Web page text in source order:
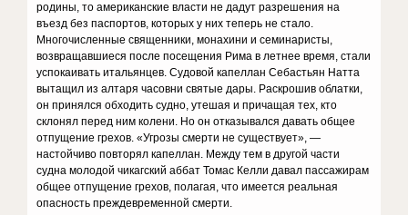
родины, то американские власти не дадут разрешения на
въезд без паспортов, которых у них теперь не стало.
Многочисленные священники, монахини и семинаристы,
возвращавшиеся после посещения Рима в летнее время, стали
успокаивать итальянцев. Судовой капеллан Себастьян Натта
вытащил из алтаря часовни святые дары. Раскрошив облатки,
он принялся обходить судно, утешая и причащая тех, кто
склонял перед ним колени. Но он отказывался давать общее
отпущение грехов. «Угрозы смерти не существует», —
настойчиво повторял капеллан. Между тем в другой части
судна молодой чикагский аббат Томас Келли давал пассажирам
общее отпущение грехов, полагая, что имеется реальная
опасность преждевременной смерти.